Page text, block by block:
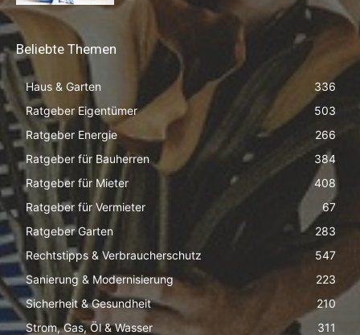
Beliebte Themen
Haus & Garten
336
Ratgeber Eigentümer
503
Ratgeber Energie
266
Ratgeber für Bauherren
384
Ratgeber für Mieter
408
Ratgeber für Vermieter
67
Ratgeber Garten
283
Rechtstipps & Verbraucherschutz
547
Sanierung & Modernisierung
223
Sicherheit & Gesundheit
210
Strom, Gas, Öl & Wasser
311